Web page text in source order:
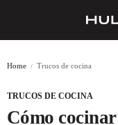
Home Trucos de cocina
TRUCOS DE COCINA
Cómo